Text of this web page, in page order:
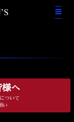
様へ
ついて
い